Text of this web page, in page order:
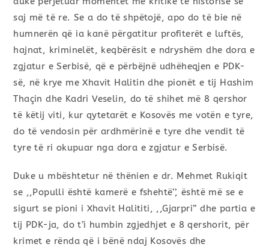
saj më të re. Se a do të shpëtojë, apo do të bie në
humnerën që ia kanë përgatitur profiterët e luftës,
hajnat, kriminelët, keqbërësit e ndryshëm dhe dora e
zgjatur e Serbisë, që e përbëjnë udhëheqjen e PDK-
së, në krye me Xhavit Halitin dhe pionët e tij Hashim
Thaçin dhe Kadri Veselin, do të shihet më 8 qershor
të këtij viti, kur qytetarët e Kosovës me votën e tyre,
do të vendosin për ardhmërinë e tyre dhe vendit të
tyre të ri okupuar nga dora e zgjatur e Serbisë.
Duke u mbështetur në thënien e dr. Mehmet Rukiqit
se ,,Populli është kamerë e fshehtë’’, është më se e
sigurt se pioni i Xhavit Halititi, ,,Gjarpri’’ dhe partia e
tij PDK-ja, do t’i humbin zgjedhjet e 8 qershorit, për
krimet e rënda që i bënë ndaj Kosovës dhe